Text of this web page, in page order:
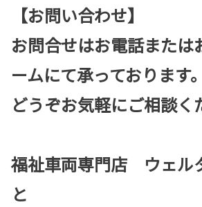
【お問い合わせ】
お問合せはお電話または
ームにて承っております。
どうぞお気軽にご相談く
福祉車両専門店 ウェル
と